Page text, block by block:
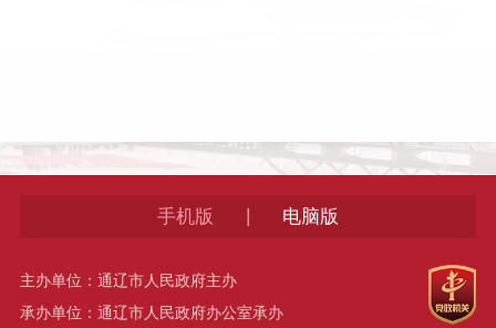
手机版 电脑版
主办单位：通辽市人民政府主办
承办单位：通辽市人民政府办公室承办